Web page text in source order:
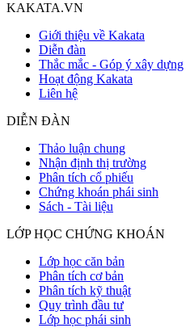
KAKATA.VN
Giới thiệu về Kakata
Diễn đàn
Thắc mắc - Góp ý xây dựng
Hoạt động Kakata
Liên hệ
DIỄN ĐÀN
Thảo luận chung
Nhận định thị trường
Phân tích cổ phiếu
Chứng khoán phái sinh
Sách - Tài liệu
LỚP HỌC CHỨNG KHOÁN
Lớp học căn bản
Phân tích cơ bản
Phân tích kỹ thuật
Quy trình đầu tư
Lớp học phái sinh